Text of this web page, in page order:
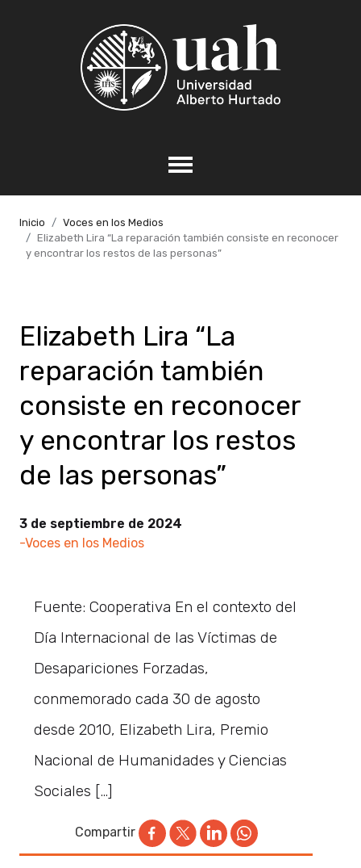
Inicio
Voces en los Medios
Elizabeth Lira “La reparación también consiste en reconocer
y encontrar los restos de las personas”
Elizabeth Lira “La
reparación también
consiste en reconocer
y encontrar los restos
de las personas”
3 de septiembre de 2024
-Voces en los Medios
Fuente: Cooperativa En el contexto del
Día Internacional de las Víctimas de
Desapariciones Forzadas,
conmemorado cada 30 de agosto
desde 2010, Elizabeth Lira, Premio
Nacional de Humanidades y Ciencias
Sociales […]
Compartir